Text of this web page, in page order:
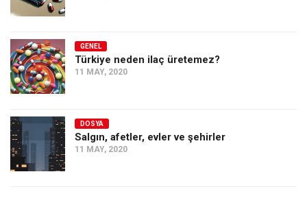
GENEL
Türkiye neden ilaç üretemez?
11 MAY, 2020
DOSYA
Salgın, afetler, evler ve şehirler
11 MAY, 2020